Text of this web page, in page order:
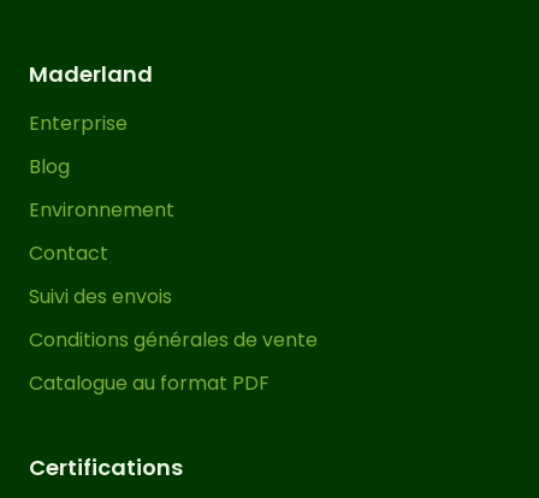
Maderland
Enterprise
Blog
Environnement
Contact
Suivi des envois
Conditions générales de vente
Catalogue au format PDF
Certifications